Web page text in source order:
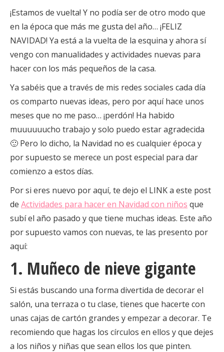
¡Estamos de vuelta! Y no podía ser de otro modo que
en la época que más me gusta del año… ¡FELIZ
NAVIDAD! Ya está a la vuelta de la esquina y ahora sí
vengo con manualidades y actividades nuevas para
hacer con los más pequeños de la casa.
Ya sabéis que a través de mis redes sociales cada día
os comparto nuevas ideas, pero por aquí hace unos
meses que no me paso… ¡perdón! Ha habido
muuuuuucho trabajo y solo puedo estar agradecida
🙂 Pero lo dicho, la Navidad no es cualquier época y
por supuesto se merece un post especial para dar
comienzo a estos días.
Por si eres nuevo por aquí, te dejo el LINK a este post
de Actividades para hacer en Navidad con niños que
subí el año pasado y que tiene muchas ideas. Este año
por supuesto vamos con nuevas, te las presento por
aquí:
1. Muñeco de nieve gigante
Si estás buscando una forma divertida de decorar el
salón, una terraza o tu clase, tienes que hacerte con
unas cajas de cartón grandes y empezar a decorar. Te
recomiendo que hagas los círculos en ellos y que dejes
a los niños y niñas que sean ellos los que pinten.